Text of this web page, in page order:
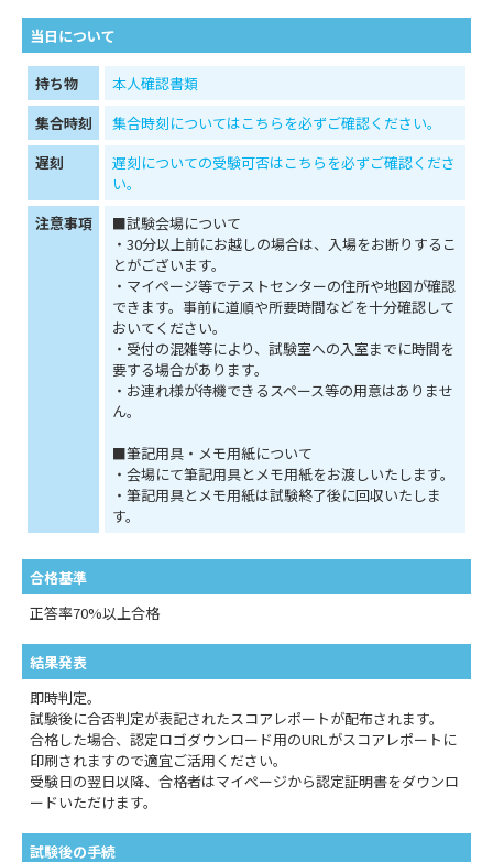
当日について
持ち物
本人確認書類
集合時刻
集合時刻についてはこちらを必ずご確認ください。
遅刻
遅刻についての受験可否はこちらを必ずご確認くださ
い。
注意事項
■試験会場について
・30分以上前にお越しの場合は、入場をお断りするこ
とがございます。
・マイページ等でテストセンターの住所や地図が確認
できます。事前に道順や所要時間などを十分確認して
おいてください。
・受付の混雑等により、試験室への入室までに時間を
要する場合があります。
・お連れ様が待機できるスペース等の用意はありませ
ん。
■筆記用具・メモ用紙について
・会場にて筆記用具とメモ用紙をお渡しいたします。
・筆記用具とメモ用紙は試験終了後に回収いたしま
す。
合格基準
正答率70%以上合格
結果発表
即時判定。
試験後に合否判定が表記されたスコアレポートが配布されます。
合格した場合、認定ロゴダウンロード用のURLがスコアレポートに
印刷されますので適宜ご活用ください。
受験日の翌日以降、合格者はマイページから認定証明書をダウンロ
ードいただけます。
試験後の手続